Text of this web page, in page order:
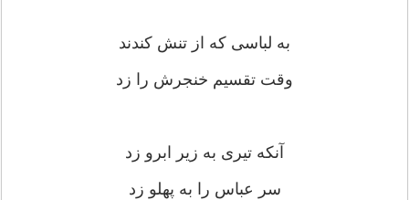
به لباسی که از تنش کندند
وقت تقسیم خنجرش را زد
آنکه تیری به زیر ابرو زد
سر عباس را به پهلو زد